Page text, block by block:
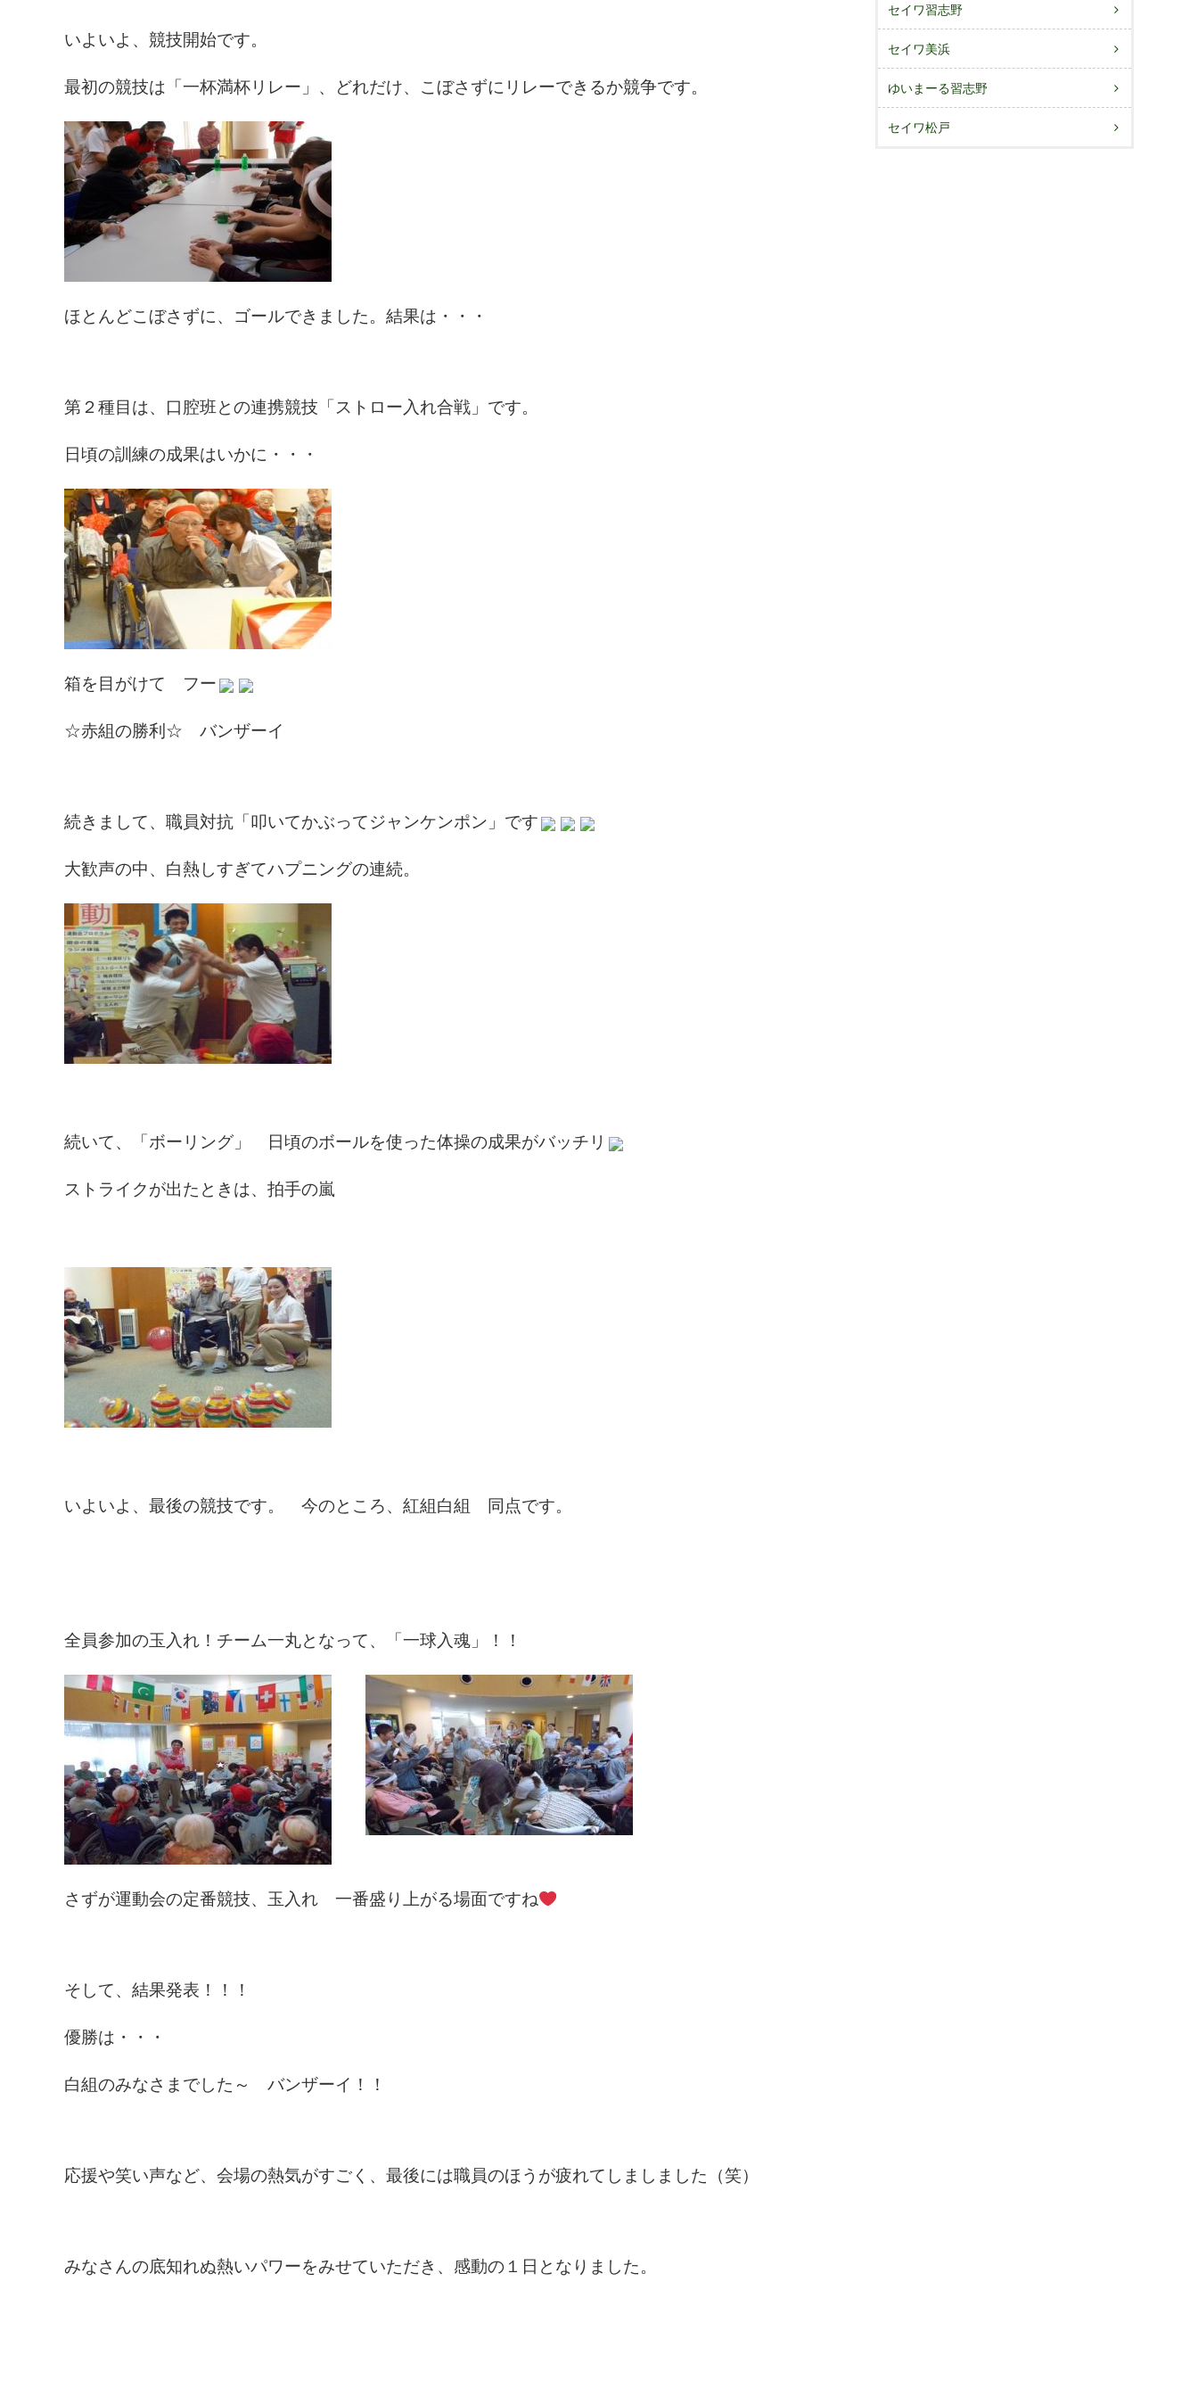
いよいよ、競技開始です。
最初の競技は「一杯満杯リレー」、どれだけ、こぼさずにリレーできるか競争です。
ほとんどこぼさずに、ゴールできました。結果は・・・
第２種目は、口腔班との連携競技「ストロー入れ合戦」です。
日頃の訓練の成果はいかに・・・
箱を目がけて フー
☆赤組の勝利☆ バンザーイ
続きまして、職員対抗「叩いてかぶってジャンケンポン」です
大歓声の中、白熱しすぎてハプニングの連続。
続いて、「ボーリング」 日頃のボールを使った体操の成果がバッチリ
ストライクが出たときは、拍手の嵐
いよいよ、最後の競技です。 今のところ、紅組白組 同点です。
全員参加の玉入れ！チーム一丸となって、「一球入魂」！！
さずが運動会の定番競技、玉入れ 一番盛り上がる場面ですね
そして、結果発表！！！
優勝は・・・
白組のみなさまでした～ バンザーイ！！
応援や笑い声など、会場の熱気がすごく、最後には職員のほうが疲れてしましました（笑）
みなさんの底知れぬ熱いパワーをみせていただき、感動の１日となりました。
セイワ習志野
セイワ美浜
ゆいまーる習志野
セイワ松戸